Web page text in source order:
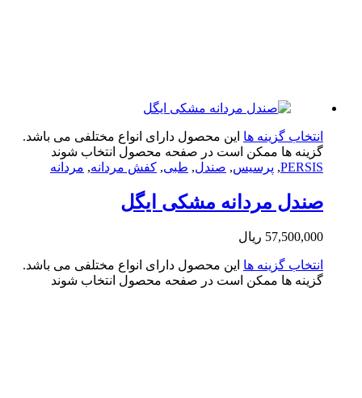
گزینه ها این محصول دارای انواع مختلفی می باشد.
ها ممکن است در صفحه محصول انتخاب شوند
پرسیس, صندل, طبی,کفش مردانه, مردانه
مردانه مشکی ایگل
ریال
گزینه ها این محصول دارای انواع مختلفی می باشد.
ها ممکن است در صفحه محصول انتخاب شوند